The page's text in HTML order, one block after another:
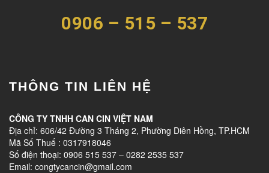
0906 – 515 – 537
THÔNG TIN LIÊN HỆ
CÔNG TY TNHH CAN CIN VIỆT NAM
Địa chỉ: 606/42 Đường 3 Tháng 2, Phường Diên Hồng, TP.HCM
Mã Số Thuế : 0317918046
Số điện thoại: 0906 515 537 – 0282 2535 537
Email: congtycancin@gmail.com